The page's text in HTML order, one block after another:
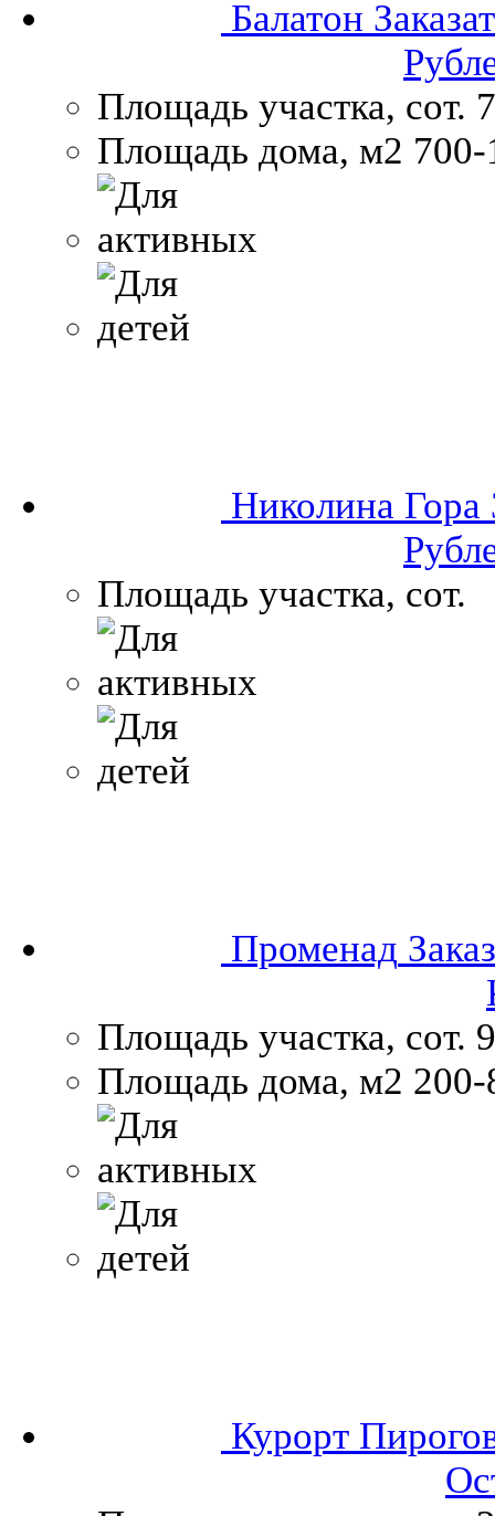
Балатон
Площадь участка, сот.
Площадь дома, м2
Николина Гора
Площадь участка, сот.
Променад
Площадь участка, сот.
Площадь дома, м2
Курорт